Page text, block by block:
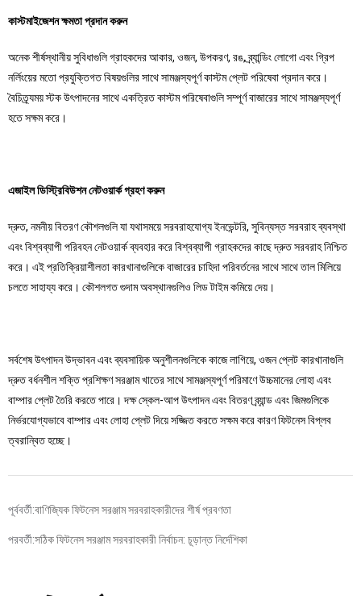
কাস্টমাইজেশন ক্ষমতা প্রদান করুন
অনেক শীর্ষস্থানীয় সুবিধাগুলি গ্রাহকদের আকার, ওজন, উপকরণ, রঙ, ব্র্যান্ডিং লোগো এবং গ্রিপ
নর্লিংয়ের মতো প্রযুক্তিগত বিষয়গুলির সাথে সামঞ্জস্যপূর্ণ কাস্টম প্লেট পরিষেবা প্রদান করে।
বৈচিত্র্যময় স্টক উৎপাদনের সাথে একত্রিত কাস্টম পরিষেবাগুলি সম্পূর্ণ বাজারের সাথে সামঞ্জস্যপূর্ণ
হতে সক্ষম করে।
এজাইল ডিস্ট্রিবিউশন নেটওয়ার্ক গ্রহণ করুন
দ্রুত, নমনীয় বিতরণ কৌশলগুলি যা যথাসময়ে সরবরাহযোগ্য ইনভেন্টরি, সুবিন্যস্ত সরবরাহ ব্যবস্থা
এবং বিশ্বব্যাপী পরিবহন নেটওয়ার্ক ব্যবহার করে বিশ্বব্যাপী গ্রাহকদের কাছে দ্রুত সরবরাহ নিশ্চিত
করে। এই প্রতিক্রিয়াশীলতা কারখানাগুলিকে বাজারের চাহিদা পরিবর্তনের সাথে সাথে তাল মিলিয়ে
চলতে সাহায্য করে। কৌশলগত গুদাম অবস্থানগুলিও লিড টাইম কমিয়ে দেয়।
সর্বশেষ উৎপাদন উদ্ভাবন এবং ব্যবসায়িক অনুশীলনগুলিকে কাজে লাগিয়ে, ওজন প্লেট কারখানাগুলি
দ্রুত বর্ধনশীল শক্তি প্রশিক্ষণ সরঞ্জাম খাতের সাথে সামঞ্জস্যপূর্ণ পরিমাণে উচ্চমানের লোহা এবং
বাম্পার প্লেট তৈরি করতে পারে। দক্ষ স্কেল-আপ উৎপাদন এবং বিতরণ ব্র্যান্ড এবং জিমগুলিকে
নির্ভরযোগ্যভাবে বাম্পার এবং লোহা প্লেট দিয়ে সজ্জিত করতে সক্ষম করে কারণ ফিটনেস বিপ্লব
ত্বরান্বিত হচ্ছে।
পূর্ববর্তী:বাণিজ্যিক ফিটনেস সরঞ্জাম সরবরাহকারীদের শীর্ষ প্রবণতা
পরবর্তী:সঠিক ফিটনেস সরঞ্জাম সরবরাহকারী নির্বাচন: চূড়ান্ত নির্দেশিকা